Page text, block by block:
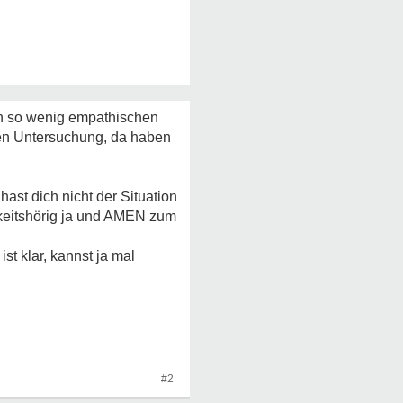
so wenig empathischen
Untersuchung, da haben
dich nicht der Situation
ja und AMEN zum
klar, kannst ja mal
#2